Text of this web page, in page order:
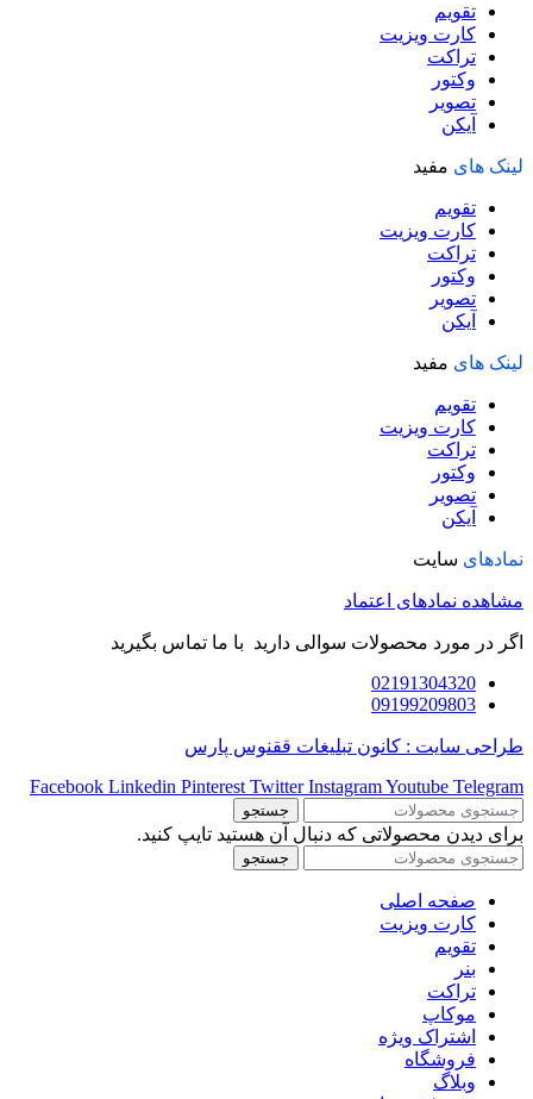
تقویم
کارت ویزیت
تراکت
وکتور
تصویر
آیکن
لینک های مفید
تقویم
کارت ویزیت
تراکت
وکتور
تصویر
آیکن
لینک های مفید
تقویم
کارت ویزیت
تراکت
وکتور
تصویر
آیکن
نمادهای سایت
مشاهده نمادهای اعتماد
اگر در مورد محصولات سوالی دارید با ما تماس بگیرید
02191304320
09199209803
طراحی سایت : کانون تبلیغات ققنوس پارس
Facebook Linkedin Pinterest Twitter InstagramYoutube Telegram
جستجو
برای دیدن محصولاتی که دنبال آن هستید تایپ کنید.
جستجو
صفحه اصلی
کارت ویزیت
تقویم
بنر
تراکت
موکاپ
اشتراک ویژه
فروشگاه
وبلاگ